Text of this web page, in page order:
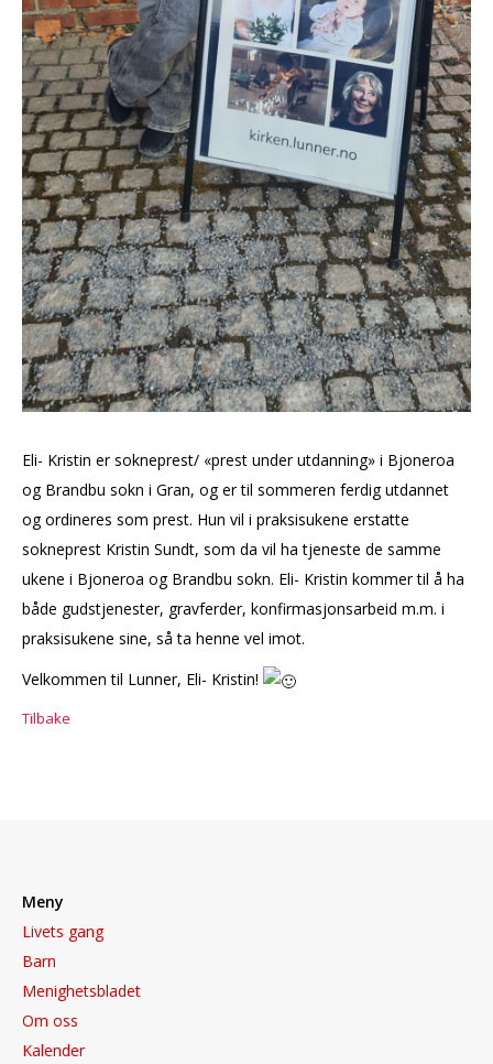
Eli- Kristin er sokneprest/ «prest under utdanning» i Bjoneroa
og Brandbu sokn i Gran, og er til sommeren ferdig utdannet
og ordineres som prest. Hun vil i praksisukene erstatte
sokneprest Kristin Sundt, som da vil ha tjeneste de samme
ukene i Bjoneroa og Brandbu sokn. Eli- Kristin kommer til å ha
både gudstjenester, gravferder, konfirmasjonsarbeid m.m. i
praksisukene sine, så ta henne vel imot.
Velkommen til Lunner, Eli- Kristin!
Tilbake
Meny
Livets gang
Barn
Menighetsbladet
Om oss
Kalender